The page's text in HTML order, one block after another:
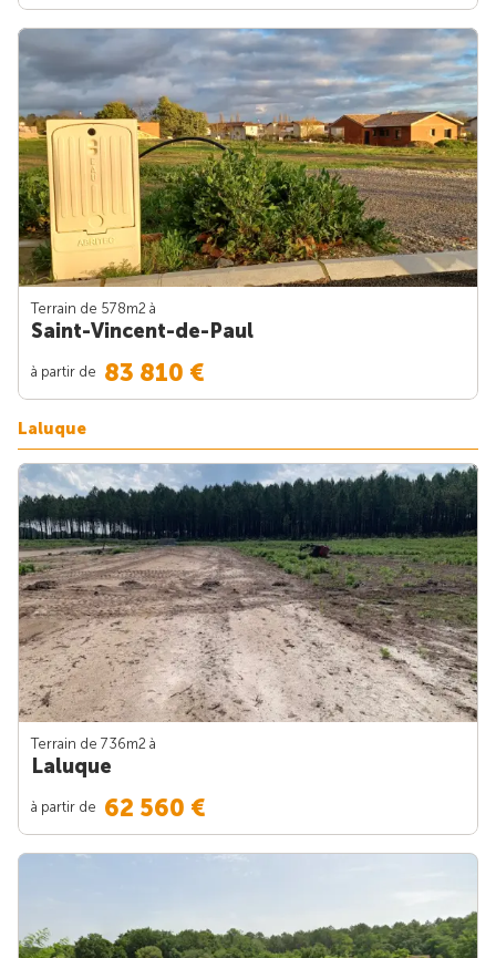
Terrain de 578m2 à
Saint-Vincent-de-Paul
à partir de 83 810 €
Laluque
Terrain de 736m2 à
Laluque
à partir de 62 560 €